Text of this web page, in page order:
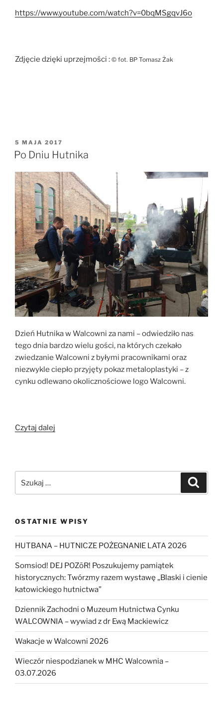
https://www.youtube.com/watch?v=0bqMSgqvJ6o
Zdjęcie dzięki uprzejmości : © fot. BP Tomasz Żak
OPUBLIKOWANE
W
5 MAJA 2017
Po Dniu Hutnika
Dzień Hutnika w Walcowni za nami – odwiedziło nas
tego dnia bardzo wielu gości, na których czekało
zwiedzanie Walcowni z byłymi pracownikami oraz
niezwykle ciepło przyjęty pokaz metaloplastyki – z
cynku odlewano okolicznościowe logo Walcowni.
Czytaj dalej
OSTATNIE WPISY
HUTBANA – HUTNICZE POŻEGNANIE LATA 2026
Somsiod! DEJ POZōR! Poszukujemy pamiątek
historycznych: Twórzmy razem wystawę „Blaski i cienie
katowickiego hutnictwa”
Dziennik Zachodni o Muzeum Hutnictwa Cynku
WALCOWNIA – wywiad z dr Ewą Mackiewicz
Wakacje w Walcowni 2026
Wieczór niespodzianek w MHC Walcownia –
03.07.2026